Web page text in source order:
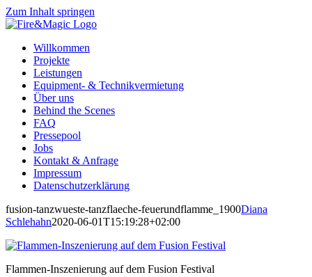
Zum Inhalt springen
Willkommen
Projekte
Leistungen
Equipment- & Technikvermietung
Über uns
Behind the Scenes
FAQ
Pressepool
Jobs
Kontakt & Anfrage
Impressum
Datenschutzerklärung
fusion-tanzwueste-tanzflaeche-feuerundflamme_1900Diana
Schlehahn2020-06-01T15:19:28+02:00
Flammen-Inszenierung auf dem Fusion Festival